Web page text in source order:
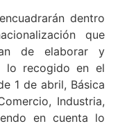
dentro
que
de elaborar y
lo recogido en el
1 de abril, Básica
Industria,
en cuenta lo